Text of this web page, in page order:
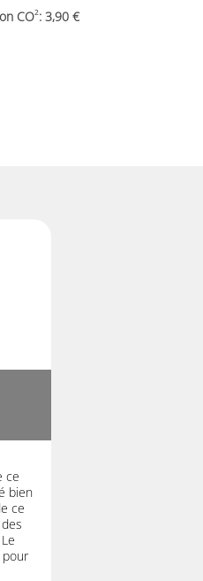
CO2: 3,90
ce
bien
ce